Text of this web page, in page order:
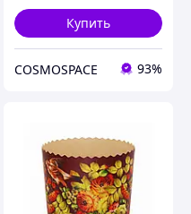
Купить
COSMOSPACE 93%